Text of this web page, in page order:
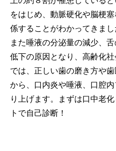
をはじめ、動脈硬化や脳梗
係することがわかってきまし
また唾液の分泌量の減少、
低下の原因となり、高齢化
では、正しい歯の磨き方や
から、口内炎や唾液、口腔
り上げます。まずは口中老
トで自己診断！